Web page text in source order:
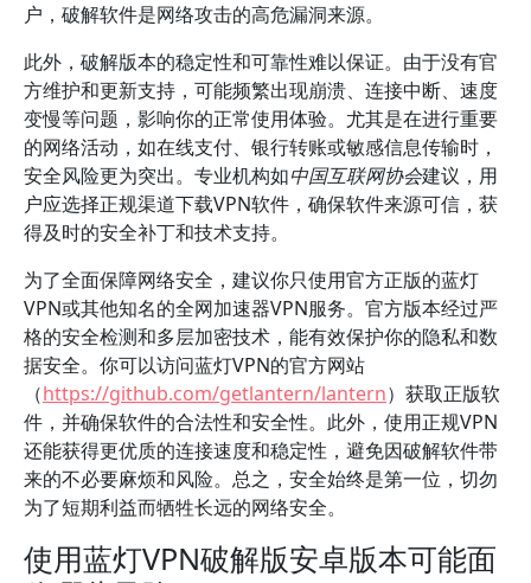
户，破解软件是网络攻击的高危漏洞来源。
此外，破解版本的稳定性和可靠性难以保证。由于没有官
方维护和更新支持，可能频繁出现崩溃、连接中断、速度
变慢等问题，影响你的正常使用体验。尤其是在进行重要
的网络活动，如在线支付、银行转账或敏感信息传输时，
安全风险更为突出。专业机构如中国互联网协会建议，用
户应选择正规渠道下载VPN软件，确保软件来源可信，获
得及时的安全补丁和技术支持。
为了全面保障网络安全，建议你只使用官方正版的蓝灯
VPN或其他知名的全网加速器VPN服务。官方版本经过严
格的安全检测和多层加密技术，能有效保护你的隐私和数
据安全。你可以访问蓝灯VPN的官方网站
（https://github.com/getlantern/lantern）获取正版软
件，并确保软件的合法性和安全性。此外，使用正规VPN
还能获得更优质的连接速度和稳定性，避免因破解软件带
来的不必要麻烦和风险。总之，安全始终是第一位，切勿
为了短期利益而牺牲长远的网络安全。
使用蓝灯VPN破解版安卓版本可能面